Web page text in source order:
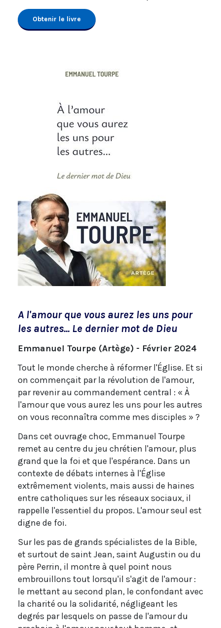
Obtenir le livre
A l'amour que vous aurez les uns pour
les autres... Le dernier mot de Dieu
Emmanuel Tourpe (Artège) - Février 2024
Tout le monde cherche à réformer l'Église. Et si
on commençait par la révolution de l'amour,
par revenir au commandement central : « À
l'amour que vous aurez les uns pour les autres
on vous reconnaîtra comme mes disciples » ?
Dans cet ouvrage choc, Emmanuel Tourpe
remet au centre du jeu chrétien l'amour, plus
grand que la foi et que l'espérance. Dans un
contexte de débats internes à l'Église
extrêmement violents, mais aussi de haines
entre catholiques sur les réseaux sociaux, il
rappelle l'essentiel du propos. L'amour seul est
digne de foi.
Sur les pas de grands spécialistes de la Bible,
et surtout de saint Jean, saint Augustin ou du
père Perrin, il montre à quel point nous
embrouillons tout lorsqu'il s'agit de l'amour :
le mettant au second plan, le confondant avec
la charité ou la solidarité, négligeant les
degrés par lesquels on passe de l'amour du